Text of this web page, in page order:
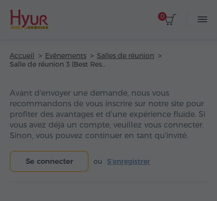
0
Accueil Evénements
Salles de réunion
Salle de réunion 3 (Best Resort Aghveran)
Avant d'envoyer une demande, nous vous
recommandons de vous inscrire sur notre site pour
profiter des avantages et d'une expérience fluide. Si
vous avez déjà un compte, veuillez vous connecter.
Sinon, vous pouvez continuer en tant qu'invité.
Se connecter ou S'enregistrer